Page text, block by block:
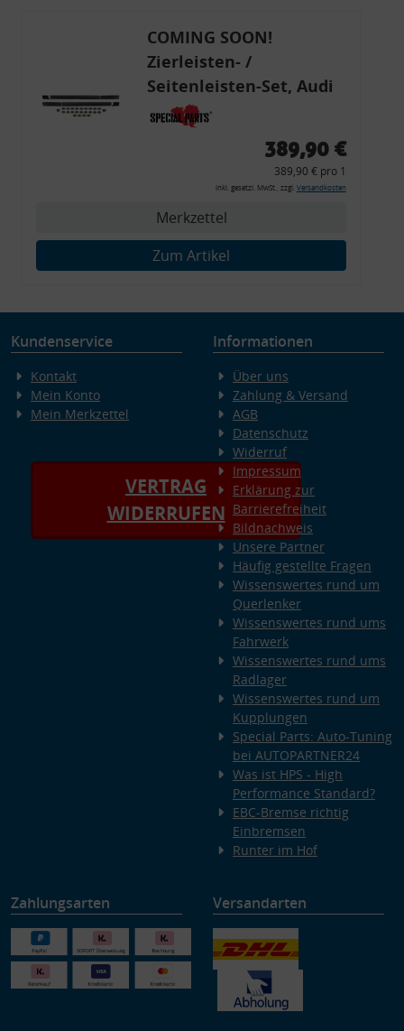
COMING SOON!
Zierleisten- /
Seitenleisten-Set, Audi
80 Cabrio, Coupe, S2, (6x
Zierleiste, 2x Kappe,
Montagewerkzeug)
389,90 €
389,90 € pro 1
inkl. gesetzl. MwSt., zzgl. Versandkosten
Merkzettel
Zum Artikel
Kundenservice
Kontakt
Mein Konto
Mein Merkzettel
VERTRAG
WIDERRUFEN
Informationen
Über uns
Zahlung & Versand
AGB
Datenschutz
Widerruf
Impressum
Erklärung zur
Barrierefreiheit
Bildnachweis
Unsere Partner
Häufig gestellte Fragen
Wissenswertes rund um
Querlenker
Wissenswertes rund ums
Fahrwerk
Wissenswertes rund ums
Radlager
Wissenswertes rund um
Kupplungen
Special Parts: Auto-Tuning
bei AUTOPARTNER24
Was ist HPS - High
Performance Standard?
EBC-Bremse richtig
Einbremsen
Runter im Hof
Zahlungsarten Versandarten